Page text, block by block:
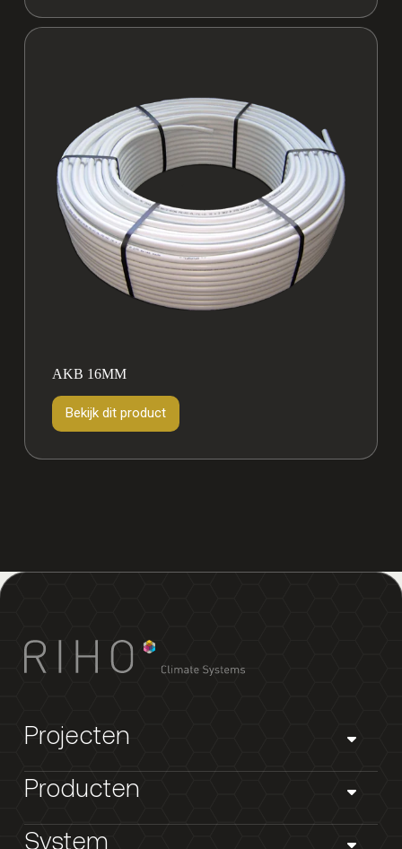
AKB 16MM
Bekijk dit product
Bekijk
dit
Projecten
Producten
System